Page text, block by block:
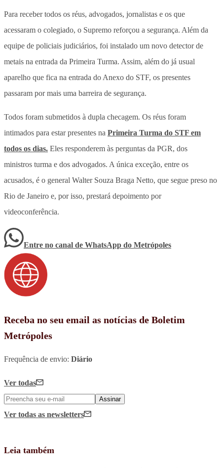
Para receber todos os réus, advogados, jornalistas e os que
acessaram o colegiado, o Supremo reforçou a segurança. Além da
equipe de policiais judiciários, foi instalado um novo detector de
metais na entrada da Primeira Turma. Assim, além do já usual
aparelho que fica na entrada do Anexo do STF, os presentes
passaram por mais uma barreira de segurança.
Todos foram submetidos à dupla checagem. Os réus foram
intimados para estar presentes na Primeira Turma do STF em
todos os dias. Eles responderem às perguntas da PGR, dos
ministros turma e dos advogados. A única exceção, entre os
acusados, é o general Walter Souza Braga Netto, que segue preso no
Rio de Janeiro e, por isso, prestará depoimento por
videoconferência.
Entre no canal de WhatsApp do Metrópoles
Receba no seu email as notícias de Boletim
Metrópoles
Frequência de envio: Diário
Ver todas
Assinar
Ver todas as newsletters
Leia também